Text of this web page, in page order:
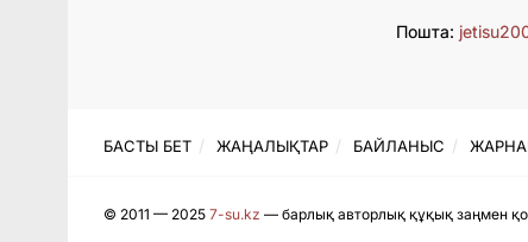
Пошта:
БАСТЫ БЕТ ЖАҢАЛЫҚТАР БАЙЛАНЫС
© 2011 — 2025 7-su.kz — барлық авторлық құқық заңмен